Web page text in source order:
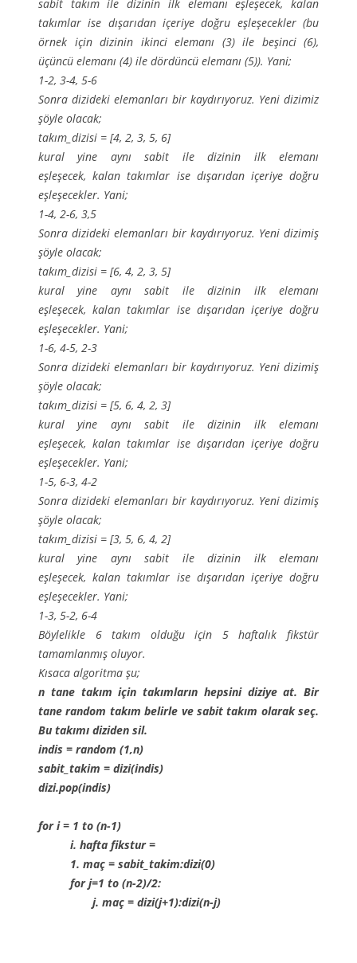
sabit takım ile dizinin ilk elemanı eşleşecek, kalan
takımlar ise dışarıdan içeriye doğru eşleşecekler (bu
örnek için dizinin ikinci elemanı (3) ile beşinci (6),
üçüncü elemanı (4) ile dördüncü elemanı (5)). Yani;
1-2, 3-4, 5-6
Sonra dizideki elemanları bir kaydırıyoruz. Yeni dizimiz
şöyle olacak;
takım_dizisi = [4, 2, 3, 5, 6]
kural yine aynı sabit ile dizinin ilk elemanı
eşleşecek, kalan takımlar ise dışarıdan içeriye doğru
eşleşecekler. Yani;
1-4, 2-6, 3,5
Sonra dizideki elemanları bir kaydırıyoruz. Yeni dizimiş
şöyle olacak;
takım_dizisi = [6, 4, 2, 3, 5]
kural yine aynı sabit ile dizinin ilk elemanı
eşleşecek, kalan takımlar ise dışarıdan içeriye doğru
eşleşecekler. Yani;
1-6, 4-5, 2-3
Sonra dizideki elemanları bir kaydırıyoruz. Yeni dizimiş
şöyle olacak;
takım_dizisi = [5, 6, 4, 2, 3]
kural yine aynı sabit ile dizinin ilk elemanı
eşleşecek, kalan takımlar ise dışarıdan içeriye doğru
eşleşecekler. Yani;
1-5, 6-3, 4-2
Sonra dizideki elemanları bir kaydırıyoruz. Yeni dizimiş
şöyle olacak;
takım_dizisi = [3, 5, 6, 4, 2]
kural yine aynı sabit ile dizinin ilk elemanı
eşleşecek, kalan takımlar ise dışarıdan içeriye doğru
eşleşecekler. Yani;
1-3, 5-2, 6-4
Böylelikle 6 takım olduğu için 5 haftalık fikstür
tamamlanmış oluyor.
Kısaca algoritma şu;
n tane takım için takımların hepsini diziye at. Bir
tane random takım belirle ve sabit takım olarak seç.
Bu takımı diziden sil.
indis = random (1,n)
sabit_takim = dizi(indis)
dizi.pop(indis)
for i = 1 to (n-1)
i. hafta fikstur =
1. maç = sabit_takim:dizi(0)
for j=1 to (n-2)/2:
j. maç = dizi(j+1):dizi(n-j)